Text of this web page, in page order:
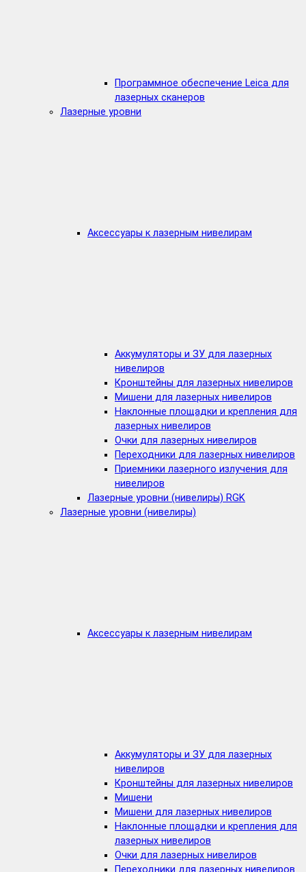
Программное обеспечение Leica для
лазерных сканеров
Лазерные уровни
Аксессуары к лазерным нивелирам
Аккумуляторы и ЗУ для лазерных
нивелиров
Кронштейны для лазерных нивелиров
Мишени для лазерных нивелиров
Наклонные площадки и крепления для
лазерных нивелиров
Очки для лазерных нивелиров
Переходники для лазерных нивелиров
Приемники лазерного излучения для
нивелиров
Лазерные уровни (нивелиры) RGK
Лазерные уровни (нивелиры)
Аксессуары к лазерным нивелирам
Аккумуляторы и ЗУ для лазерных
нивелиров
Кронштейны для лазерных нивелиров
Мишени
Мишени для лазерных нивелиров
Наклонные площадки и крепления для
лазерных нивелиров
Очки для лазерных нивелиров